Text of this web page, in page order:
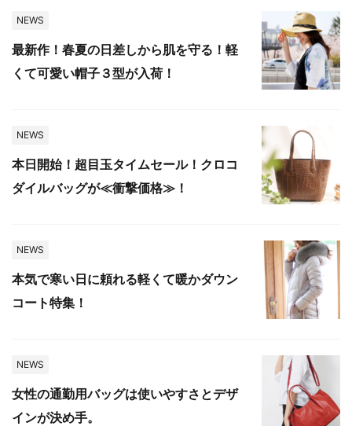
NEWS
最新作！春夏の日差しから肌を守る！軽
くて可愛い帽子３型が入荷！
NEWS
本日開始！超目玉タイムセール！クロコ
ダイルバッグが≪衝撃価格≫！
NEWS
本気で寒い日に頼れる軽くて暖かダウン
コート特集！
NEWS
女性の通勤用バッグは使いやすさとデザ
インが決め手。